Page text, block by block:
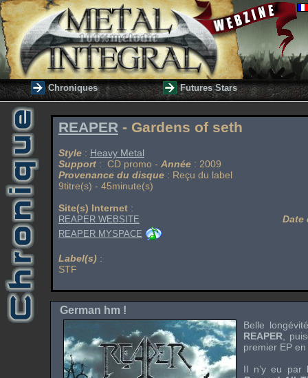
Chroniques Futures Stars
REAPER - Gardens of seth
Style : Heavy Metal
Support : CD promo - Année : 2009
Provenance du disque : Reçu du label
9titre(s) - 45minute(s)
Site(s) Internet :
REAPER WEBSITE
REAPER MYSPACE
Label(s) :
STF
Date
German hm !
Belle
REAPER ,
premier EP
Il n’y eu par